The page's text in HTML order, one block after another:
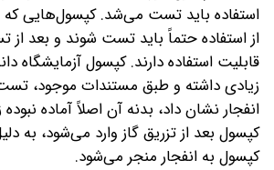
استفاده باید تست می‌شد. کپسول‌هایی که
قابلیت استفاده دارند. کپسول آزمایشگاه
زیادی داشته و طبق مستندات موجود،
انفجار نشان داد، بدنه آن اصلاً آماده
کپسول بعد از تزریق گاز وارد می‌شود، به
کپسول به انفجار منجر می‌شود.